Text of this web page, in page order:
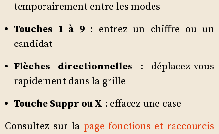
temporairement entre les modes
Touches 1 à 9: entrez un chiffre ou un
candidat
Flèches directionnelles : déplacez-vous
rapidement dans la grille
Touche Suppr ou X : effacez une case
Consultez sur la page fonctions et raccourcis